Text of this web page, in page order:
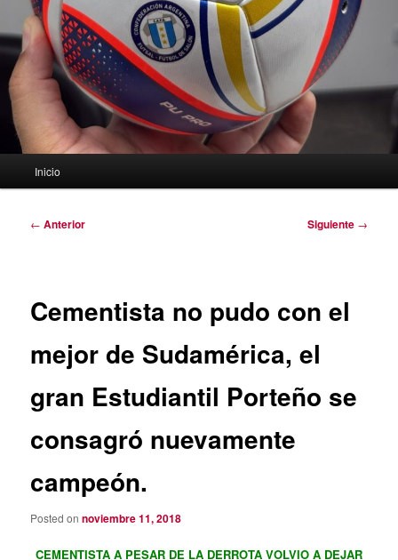
Inicio
Navegación
← Anterior Siguiente →
Cementista no pudo con el
mejor de Sudamérica, el
gran Estudiantil Porteño se
consagró nuevamente
campeón.
Posted onnoviembre 11, 2018
CEMENTISTA A PESAR DE LA DERROTA VOLVIO A DEJAR